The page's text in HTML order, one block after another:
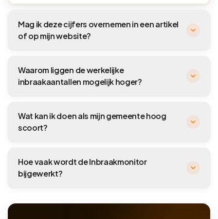
Mag ik deze cijfers overnemen in een artikel
of op mijn website?
Waarom liggen de werkelijke
inbraakaantallen mogelijk hoger?
Wat kan ik doen als mijn gemeente hoog
scoort?
Hoe vaak wordt de Inbraakmonitor
bijgewerkt?